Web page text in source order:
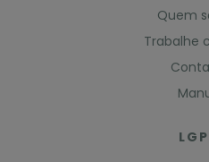
Quem
Trabalhe